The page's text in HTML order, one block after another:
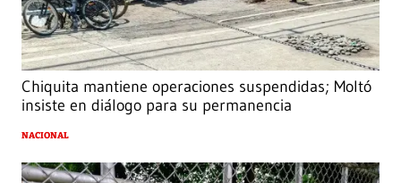
Chiquita mantiene operaciones suspendidas; Moltó
insiste en diálogo para su permanencia
NACIONAL